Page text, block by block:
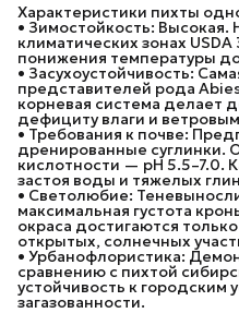
Характеристики пихты
• Зимостойкость: Высокая.
климатических зонах
понижения температуры
• Засухоустойчивость:
представителей рода
корневая система делает
дефициту влаги и
• Требования к почве:
дренированные суглинки.
кислотности — pH 5.5–7.0.
застоя воды и тяжелых
• Светолюбие:
максимальная густота
окраса достигаются
открытых, солнечных
• Урбанофлористика:
сравнению с пихтой
устойчивость к городским
загазованности.